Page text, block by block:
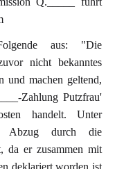
aus: "Die
nicht bekanntes
und machen geltend,
Zahlung Putzfrau'
handelt. Unter
Abzug durch die
da er zusammen mit
deklariert worden ist